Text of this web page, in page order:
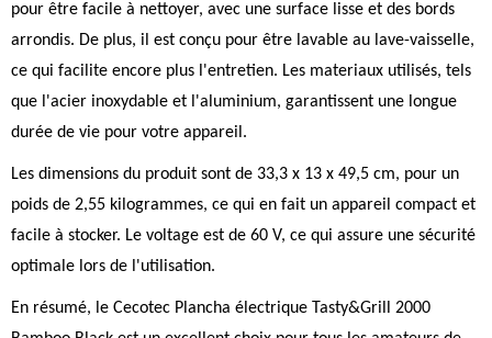
pour être facile à nettoyer, avec une surface lisse et des bords
arrondis. De plus, il est conçu pour être lavable au lave-vaisselle,
ce qui facilite encore plus l'entretien. Les materiaux utilisés, tels
que l'acier inoxydable et l'aluminium, garantissent une longue
durée de vie pour votre appareil.
Les dimensions du produit sont de 33,3 x 13 x 49,5 cm, pour un
poids de 2,55 kilogrammes, ce qui en fait un appareil compact et
facile à stocker. Le voltage est de 60 V, ce qui assure une sécurité
optimale lors de l'utilisation.
En résumé, le Cecotec Plancha électrique Tasty&Grill 2000